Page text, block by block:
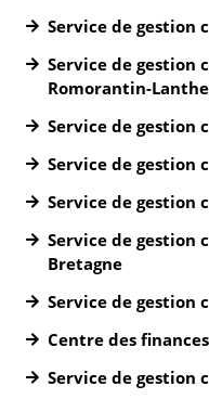
Service de gestion
Service de gestion
Romorantin-
Service de gestion
Service de gestion
Service de gestion
Service de gestion
Bretagne
Service de gestion
Centre des
Service de gestion